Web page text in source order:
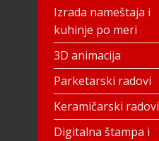
Izrada nameštaja i
kuhinje po meri
3D animacija
Parketarski radovi
Keramičarski radovi
Digitalna štampa i